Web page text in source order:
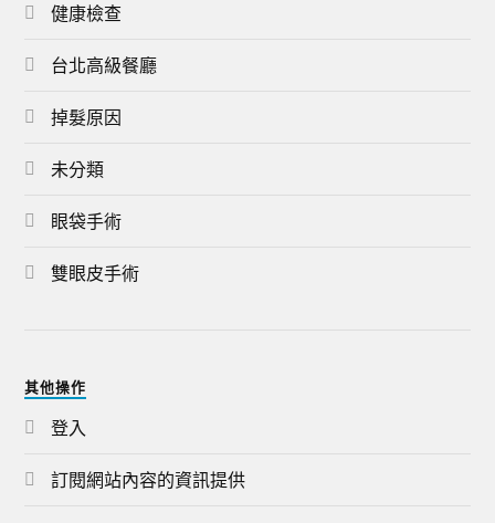
健康檢查
台北高級餐廳
掉髮原因
未分類
眼袋手術
雙眼皮手術
其他操作
登入
訂閱網站內容的資訊提供